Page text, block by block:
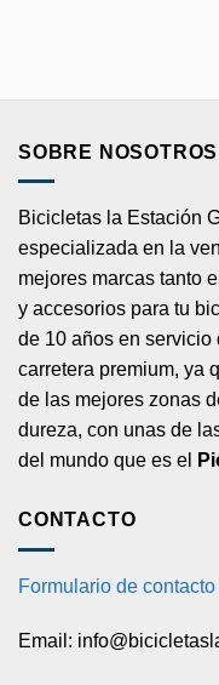
SOBRE NOSOTROS
Bicicletas la Estación
especializada en la
mejores marcas tanto
y accesorios para tu
de 10 años en
carretera premium, ya
de las mejores zonas
dureza, con unas de
del mundo que es el
CONTACTO
Formulario de contacto
Email: